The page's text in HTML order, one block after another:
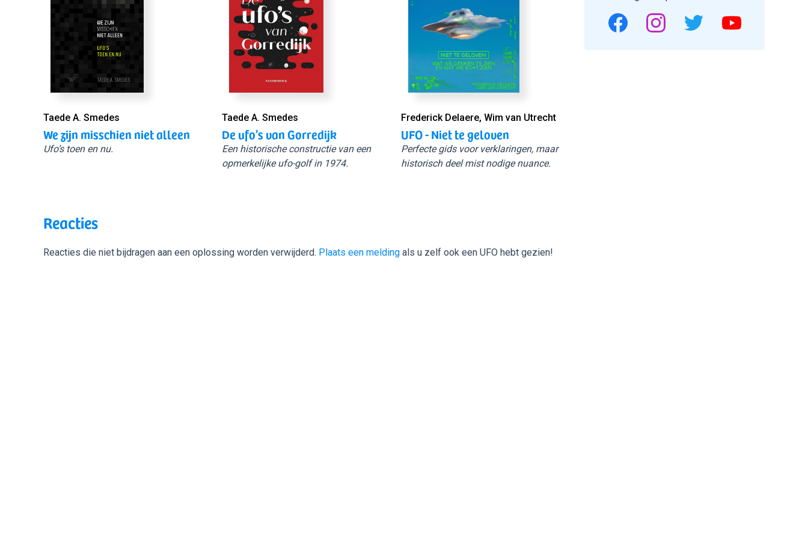
Taede A. Smedes
We zijn misschien niet alleen
Ufo’s toen en nu.
Taede A. Smedes
De ufo’s van Gorredijk
Een historische constructie van een
opmerkelijke ufo-golf in 1974.
Frederick Delaere, Wim van Utrecht
UFO - Niet te geloven
Perfecte gids voor verklaringen, maar
historisch deel mist nodige nuance.
Reacties
Reacties die niet bijdragen aan een oplossing worden verwijderd. Plaats een melding als u zelf ook een UFO hebt gezien!